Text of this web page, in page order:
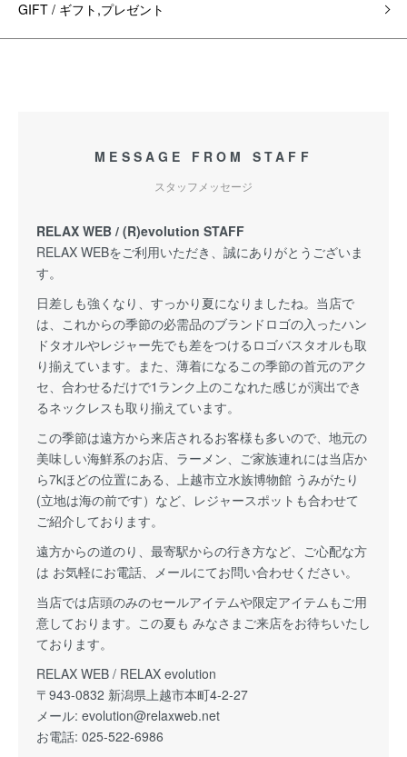
GIFT / ギフト,プレゼント
MESSAGE FROM STAFF
スタッフメッセージ
RELAX WEB / (R)evolution STAFF
RELAX WEBをご利用いただき、誠にありがとうございま
す。
日差しも強くなり、すっかり夏になりましたね。当店で
は、これからの季節の必需品のブランドロゴの入ったハン
ドタオルやレジャー先でも差をつけるロゴバスタオルも取
り揃えています。また、薄着になるこの季節の首元のアク
セ、合わせるだけで1ランク上のこなれた感じが演出でき
るネックレスも取り揃えています。
この季節は遠方から来店されるお客様も多いので、地元の
美味しい海鮮系のお店、ラーメン、ご家族連れには当店か
ら7kほどの位置にある、上越市立水族博物館 うみがたり
(立地は海の前です）など、レジャースポットも合わせて
ご紹介しております。
遠方からの道のり、最寄駅からの行き方など、ご心配な方
は お気軽にお電話、メールにてお問い合わせください。
当店では店頭のみのセールアイテムや限定アイテムもご用
意しております。この夏も みなさまご来店をお待ちいたし
ております。
RELAX WEB / RELAX evolution
〒943-0832 新潟県上越市本町4-2-27
メール: evolution@relaxweb.net
お電話: 025-522-6986